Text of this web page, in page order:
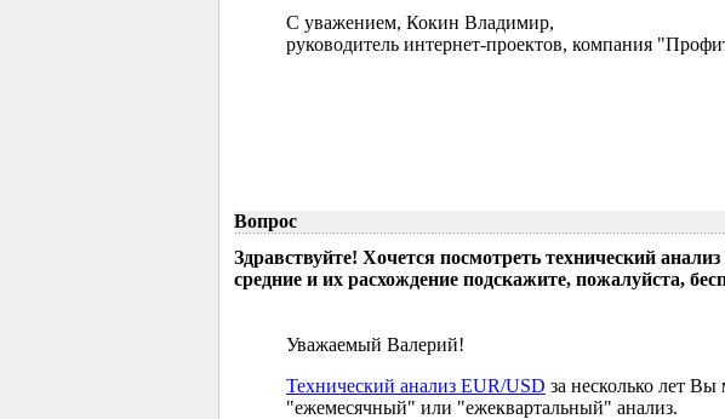
С уважением, Кокин Владимир,
руководитель интернет-проектов, компания
Вопрос
Здравствуйте! Хочется посмотреть технический
средние и их расхождение подскажите, пожалуйста,
Уважаемый Валерий!
Технический анализ EUR/USD за несколько лет
"ежемесячный" или "ежеквартальный" анализ.